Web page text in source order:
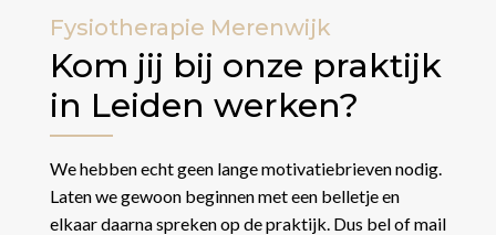
Fysiotherapie Merenwijk
Kom jij bij onze praktijk
in Leiden werken?
We hebben echt geen lange motivatiebrieven nodig.
Laten we gewoon beginnen met een belletje en
elkaar daarna spreken op de praktijk. Dus bel of mail